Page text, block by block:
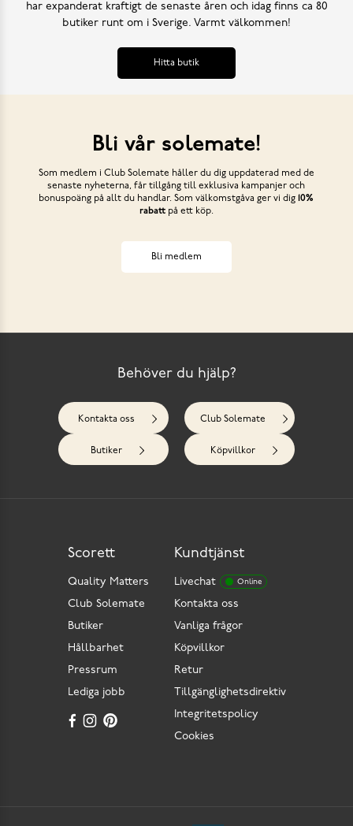
har expanderat kraftigt de senaste åren och idag finns ca 80
butiker runt om i Sverige. Varmt välkommen!
Hitta butik
Bli vår solemate!
Som medlem i Club Solemate håller du dig uppdaterad med de
senaste nyheterna, får tillgång till exklusiva kampanjer och
bonuspoäng på allt du handlar. Som välkomstgåva ger vi dig 10%
rabattpå ett köp.
Bli medlem
Behöver du hjälp?
Kontakta oss Club Solemate
Butiker Köpvillkor
Kundtjänst
Livechat Online
Kontakta oss
Vanliga frågor
Köpvillkor
Retur
Tillgänglighetsdirektiv
Integritetspolicy
Cookies
Scorett
Quality Matters
Club Solemate
Butiker
Hållbarhet
Pressrum
Lediga jobb